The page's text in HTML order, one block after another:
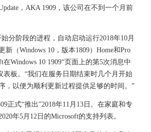
，AKA 1909，该公司在不到一个月前
分阶段的进程，自动启动运行2018年10月
新（Windows 10，版本1809）Home和Pro
在Windows 10 1909“页面上的第5次消息中
表板。“我们在服务日期结束时几个月开始
，以便为顺利更新过程提供足够的时间。”
正式“推出”2018年11月13日。在家庭和专
年5月12日的Microsoft的支持列表。